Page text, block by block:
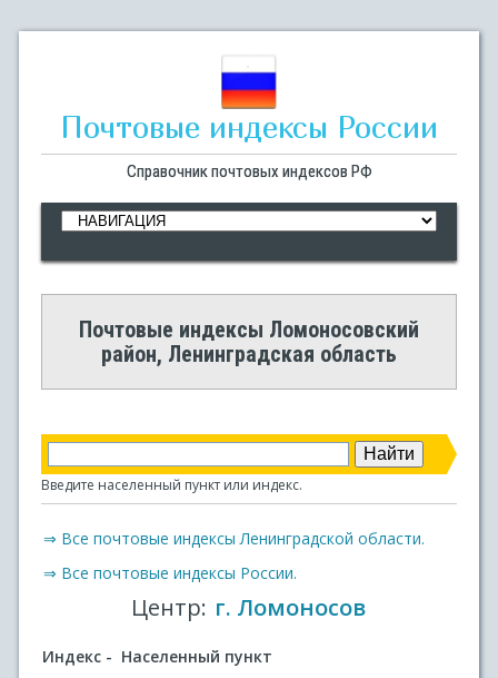
Почтовые индексы России
Справочник почтовых индексов РФ
Почтовые индексы Ломоносовский
район, Ленинградская область
Введите населенный пункт или индекс.
⇒ Все почтовые индексы Ленинградской области.
⇒ Все почтовые индексы России.
Центр: г. Ломоносов
Индекс - Населенный пункт